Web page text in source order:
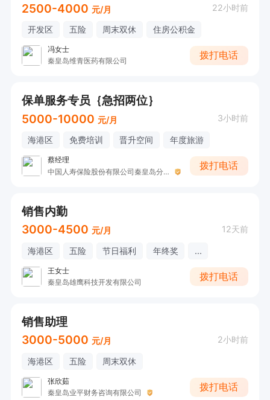
2500-4000 元/月 22小时前
开发区 五险 周末双休 住房公积金
冯女士
秦皇岛维青医药有限公司
拨打电话
保单服务专员｛急招两位｝
5000-10000 元/月 3小时前
海港区 免费培训 晋升空间 年度旅游
蔡经理
中国人寿保险股份有限公司秦皇岛分公司-第五营销服务部
拨打电话
销售内勤
3000-4500 元/月 12天前
海港区 五险 节日福利 年终奖 ...
王女士
秦皇岛雄鹰科技开发有限公司
拨打电话
销售助理
3000-5000 元/月 2小时前
海港区 五险 周末双休
张欣茹
秦皇岛业平财务咨询有限公司
拨打电话